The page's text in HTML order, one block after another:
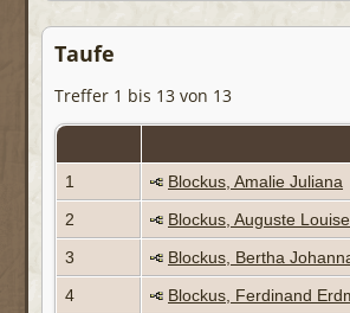
Taufe
Treffer 1 bis 13 von 13
1
Blockus, Amalie Juliana
2
Blockus, Auguste
3
Blockus, Bertha
4
Blockus, Ferdinand